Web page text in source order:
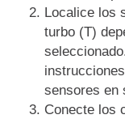
Localice los
turbo (T)
sensores en
Conecte los